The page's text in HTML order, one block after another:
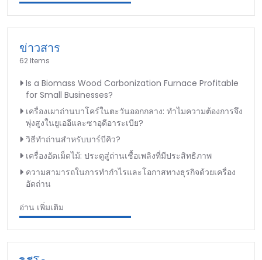
ข่าวสาร
62 Items
Is a Biomass Wood Carbonization Furnace Profitable
for Small Businesses?
เครื่องเผาถ่านบาโคร์ในตะวันออกกลาง: ทำไมความต้องการจึง
พุ่งสูงในยูเออีและซาอุดีอาระเบีย?
วิธีทำถ่านสำหรับบาร์บีคิว?
เครื่องอัดเม็ดไม้: ประตูสู่ถ่านเชื้อเพลิงที่มีประสิทธิภาพ
ความสามารถในการทำกำไรและโอกาสทางธุรกิจด้วยเครื่อง
อัดถ่าน
อ่าน เพิ่มเติม